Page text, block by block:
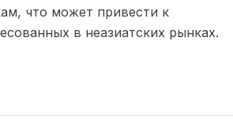
что может привести к
в неазиатских рынках.